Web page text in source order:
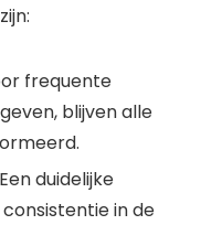
frequente
blijven alle
Een duidelijke
in de